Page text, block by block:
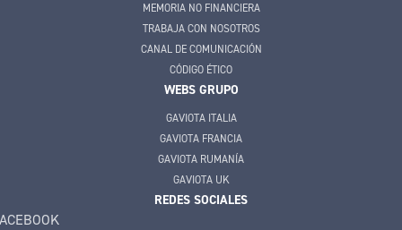
MEMORIA NO FINANCIERA
TRABAJA CON NOSOTROS
CANAL DE COMUNICACIÓN
CÓDIGO ÉTICO
WEBS GRUPO
GAVIOTA ITALIA
GAVIOTA FRANCIA
GAVIOTA RUMANÍA
GAVIOTA UK
REDES SOCIALES